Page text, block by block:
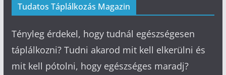
Tudatos Táplálkozás Magazin
Tényleg érdekel, hogy tudnál egészségesen
táplálkozni? Tudni akarod mit kell elkerülni és
mit kell pótolni, hogy egészséges maradj?